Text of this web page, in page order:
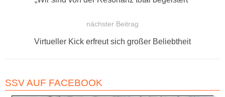
nächster Beitrag
Nächster
Virtueller Kick erfreut sich großer Beliebtheit
SSV AUF FACEBOOK